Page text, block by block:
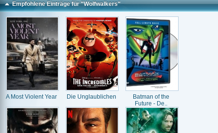
Empfohlene Einträge für "Wolfwalkers"
A Most Violent Year Die Unglaublichen
Batman of the
Future - De..